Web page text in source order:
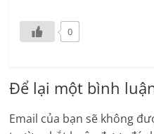
0
Để lại một bình
Email của bạn sẽ không